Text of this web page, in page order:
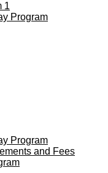
1
Program
Program
and Fees